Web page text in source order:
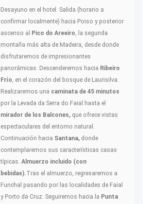
Desayuno en el hotel. Salida (horario a
confirmar localmente) hacia Poiso y posterior
ascenso al Pico do Areeiro , la segunda
montaña más alta de Madeira, desde donde
disfrutaremos de impresionantes
panorámicas. Descenderemos hacia Ribeiro
Frío , en el corazón del bosque de Laurisilva.
Realizaremos una caminata de 45 minutos
por la Levada da Serra do Faial hasta el
mirador de los Balcones, que ofrece vistas
espectaculares del entorno natural.
Continuación hacia Santana, donde
contemplaremos sus características casas
típicas. Almuerzo incluido (con
bebidas).Tras el almuerzo, regresaremos a
Funchal pasando por las localidades de Faial
y Porto da Cruz. Seguiremos hacia la Punta